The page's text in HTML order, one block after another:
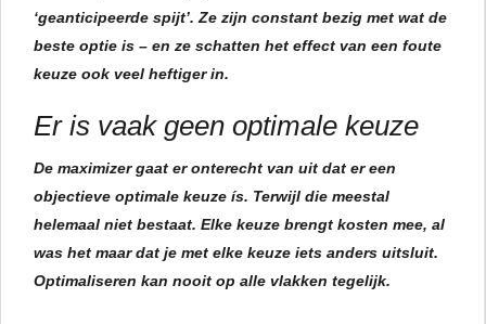
‘geanticipeerde spijt’. Ze zijn constant bezig met wat de
beste optie is – en ze schatten het effect van een foute
keuze ook veel heftiger in.
Er is vaak geen optimale keuze
De maximizer gaat er onterecht van uit dat er een
objectieve optimale keuze ís. Terwijl die meestal
helemaal niet bestaat. Elke keuze brengt kosten mee, al
was het maar dat je met elke keuze iets anders uitsluit.
Optimaliseren kan nooit op alle vlakken tegelijk.